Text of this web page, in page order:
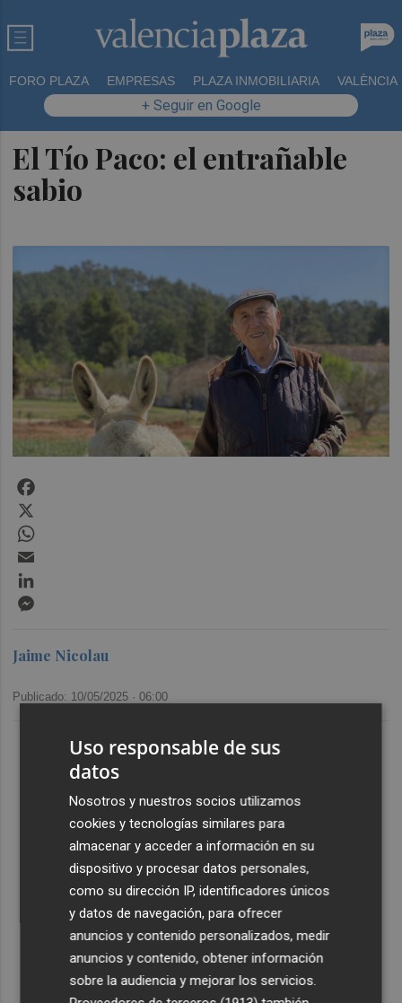
FORO PLAZA EMPRESAS PLAZA INMOBILIARIA VALÈNCIA
+ Seguir en Google
El Tío Paco: el entrañable
sabio
El Ibex 35 aprieta motores y sube otro 0,62%, hasta los
Fallece el expresidente de Eurocaja Rural, Andrés
Gómez Mora, a los 89 años de edad
CaixaBank aumenta la dotación de las becas para el
alumnado de escuelas de música a 275.000 euros en el
curso 2026-2027
Tesla y SpaceX invertirán 14.500 millones para
construir la planta de fabricación de chips Terafab
Jaime Nicolau
Publicado: 10/05/2025 ·06:00
Uso responsable de sus
datos
Nosotros y nuestros socios utilizamos
cookies y tecnologías similares para
almacenar y acceder a información en su
dispositivo y procesar datos personales,
como su dirección IP, identificadores únicos
y datos de navegación, para ofrecer
anuncios y contenido personalizados, medir
anuncios y contenido, obtener información
sobre la audiencia y mejorar los servicios.